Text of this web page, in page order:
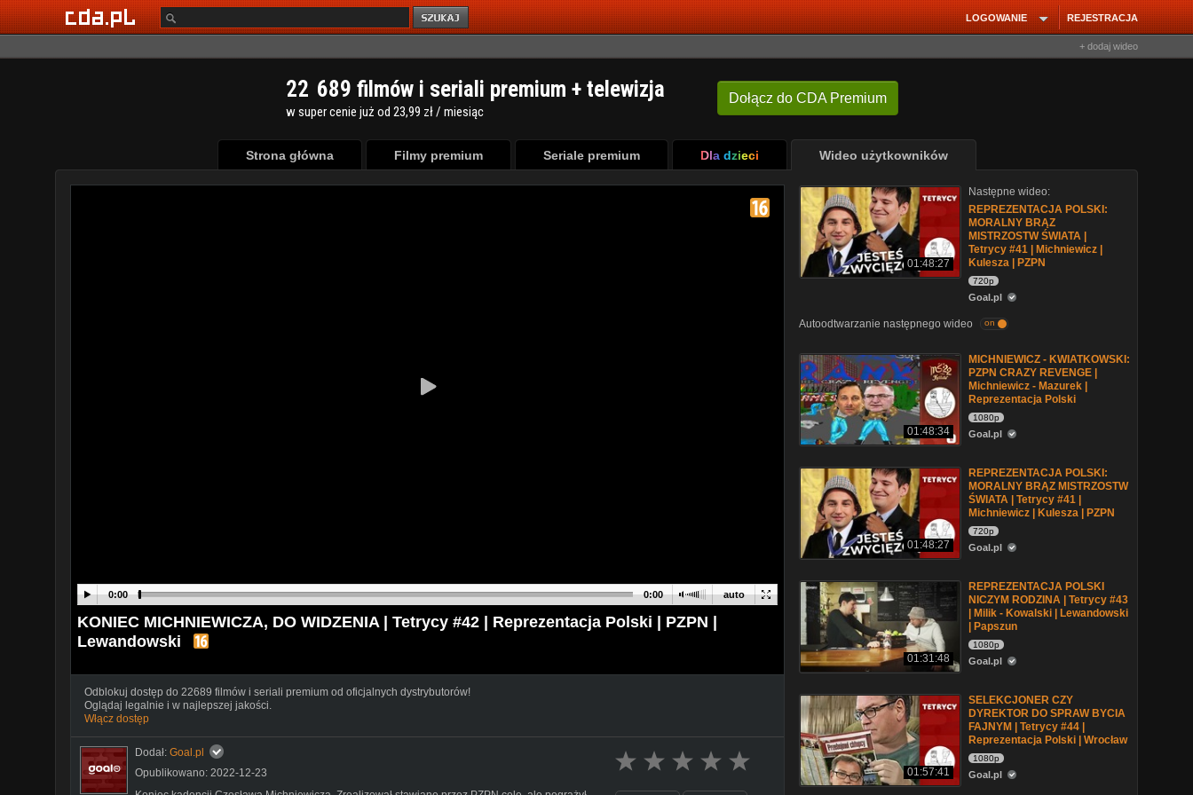
REJESTRACJA
LOGOWANIE
+ dodaj wideo
Dołącz do CDA Premium
22 689 filmów i seriali premium + telewizja
w super cenie już od 23,99 zł / miesiąc
Strona główna Filmy premium Seriale premium Dla dzieci Wideo użytkowników
auto
0:00 0:00
KONIEC MICHNIEWICZA, DO WIDZENIA | Tetrycy #42 | Reprezentacja Polski | PZPN |
Lewandowski
Odblokuj dostęp do 22689 filmów i seriali premium od oficjalnych dystrybutorów!
Oglądaj legalnie i w najlepszej jakości.
Włącz dostęp
Dodał: Goal.pl
Opublikowano: 2022-12-23
01:48:27
Następne wideo:
REPREZENTACJA POLSKI:
MORALNY BRĄZ
MISTRZOSTW ŚWIATA |
Tetrycy #41 | Michniewicz |
Kulesza | PZPN
720p
Goal.pl
Autoodtwarzanie następnego wideo on
01:48:34
MICHNIEWICZ - KWIATKOWSKI:
PZPN CRAZY REVENGE |
Michniewicz - Mazurek |
Reprezentacja Polski
1080p
Goal.pl
01:48:27
REPREZENTACJA POLSKI:
MORALNY BRĄZ MISTRZOSTW
ŚWIATA | Tetrycy #41 |
Michniewicz | Kulesza | PZPN
720p
Goal.pl
01:31:48
REPREZENTACJA POLSKI
NICZYM RODZINA | Tetrycy #43
| Milik - Kowalski | Lewandowski
| Papszun
1080p
Goal.pl
01:57:41
SELEKCJONER CZY
DYREKTOR DO SPRAW BYCIA
FAJNYM | Tetrycy #44 |
Reprezentacja Polski | Wrocław
1080p
Goal.pl